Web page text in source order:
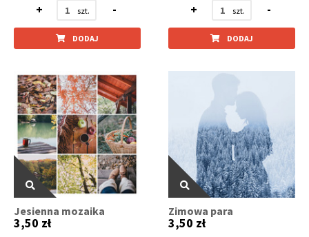
+
-
DODAJ
+
-
DODAJ
Jesienna mozaika
3,50 zł
Zimowa para
3,50 zł